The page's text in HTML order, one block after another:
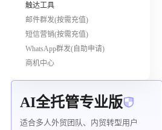
触达工具
邮件群发(按需充值)
短信营销(按需充值)
WhatsApp群发(自助申请)
商机中心
AI全托管专业版
适合多人外贸团队、内贸转型用户